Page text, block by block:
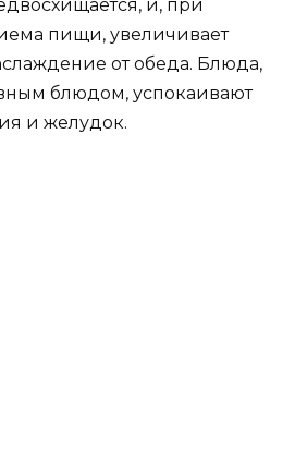
и, при
пищи, увеличивает
от обеда. Блюда,
блюдом, успокаивают
и желудок.